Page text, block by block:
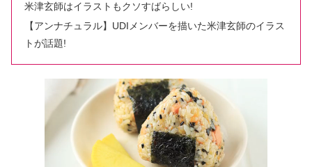
米津玄師はイラストもクソすばらしい!
【アンナチュラル】UDIメンバーを描いた米津玄師のイラス
トが話題!